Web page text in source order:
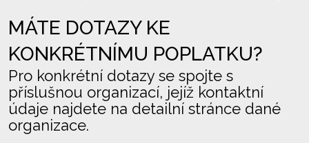
MÁTE DOTAZY KE
KONKRÉTNÍMU POPLATKU?
Pro konkrétní dotazy se spojte s
příslušnou organizací, jejíž kontaktní
údaje najdete na detailní stránce dané
organizace.